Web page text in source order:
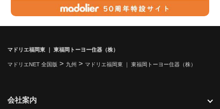
マドリエ福岡東 ｜ 東福岡トーヨー住器（株）
マドリエNET 全国版 > 九州 > マドリエ福岡東 ｜ 東福岡トーヨー住器（株）
会社案内